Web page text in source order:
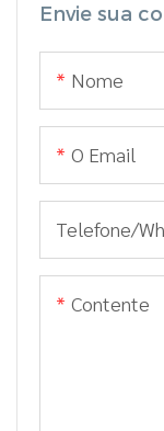
Tampa PLA
Envie sua
Nome
O Email
Telefone/
Contente